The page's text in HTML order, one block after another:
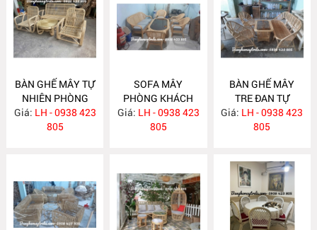
BÀN GHẾ MÂY TỰ
NHIÊN PHÒNG
KHÁCH MA834
Giá: LH - 0938 423
805
SOFA MÂY
PHÒNG KHÁCH
HIỆN ĐẠI MA833
Giá: LH - 0938 423
805
BÀN GHẾ MÂY
TRE ĐAN TỰ
NHIÊN MA832
Giá: LH - 0938 423
805